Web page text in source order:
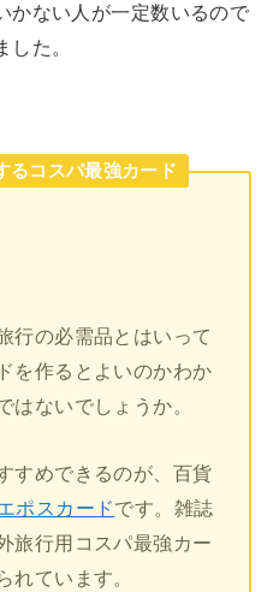
かない人が一定数いるので
た。
るコスパ最強カード
行の必需品とはいって
を作るとよいのかわか
はないでしょうか。
すめできるのが、百貨
ポスカードです。雑誌
旅行用コスパ最強カー
れています。